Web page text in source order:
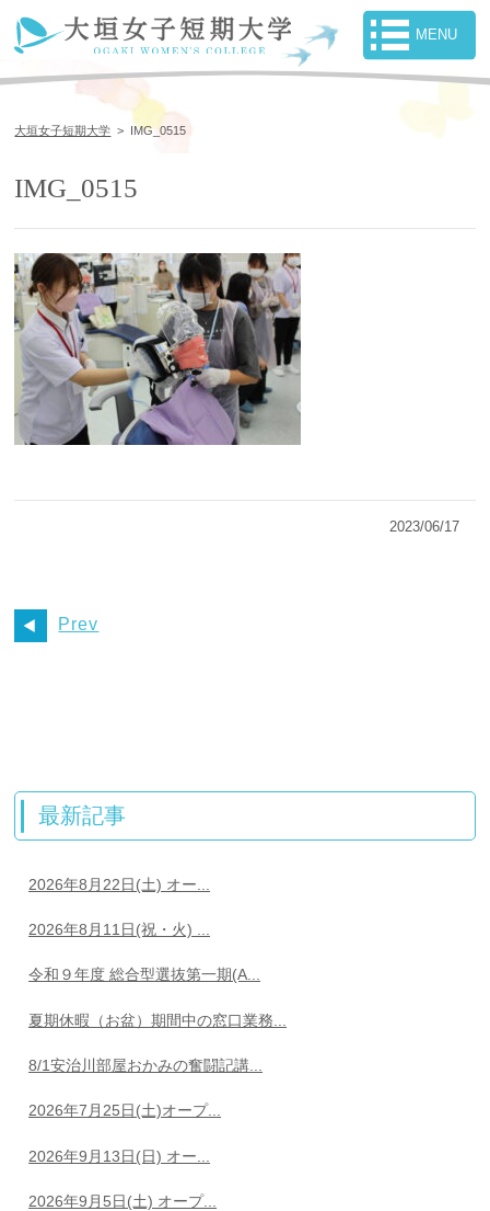
大垣女子短期大学 > IMG_0515
IMG_0515
2023/06/17
Prev
最新記事
2026年8月22日(土) オー...
2026年8月11日(祝・火) ...
令和９年度 総合型選抜第一期(A...
夏期休暇（お盆）期間中の窓口業務...
8/1安治川部屋おかみの奮闘記講...
2026年7月25日(土)オープ...
2026年9月13日(日) オー...
2026年9月5日(土) オープ...